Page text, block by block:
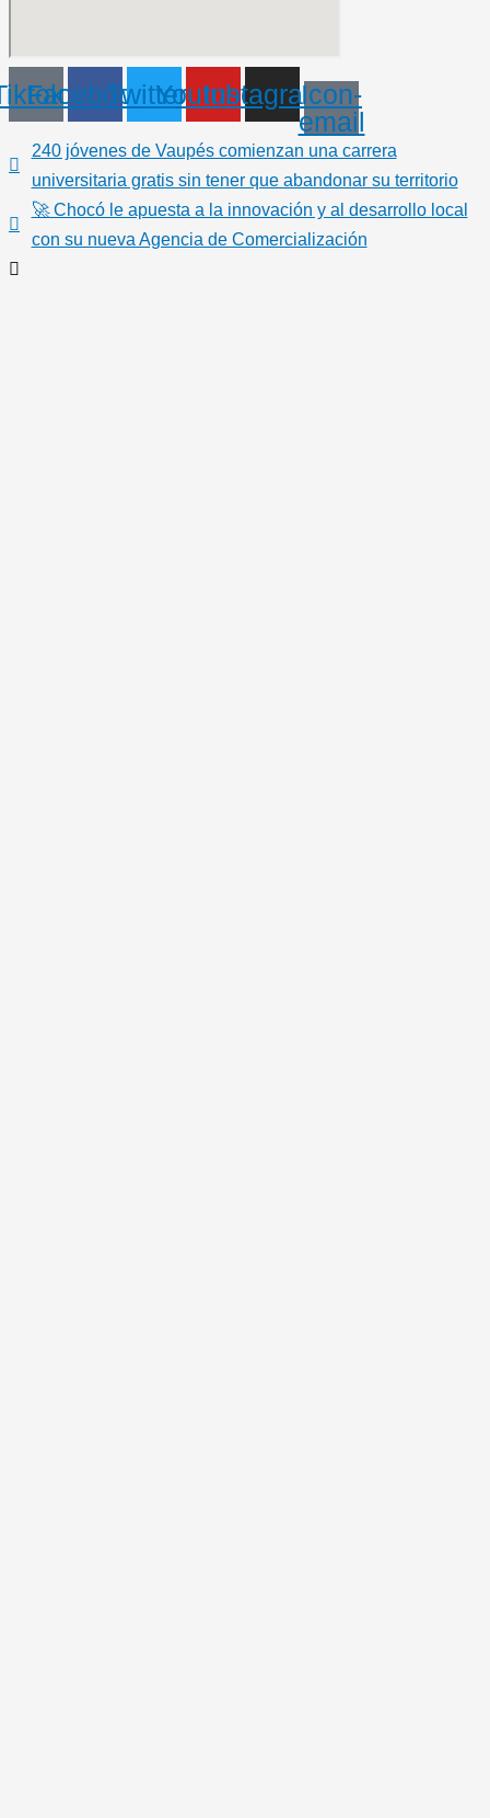
FacebookTwitterYoutubeInstagramIcon-
email
240 jóvenes de Vaupés comienzan una carrera
universitaria gratis sin tener que abandonar su territorio
🚀 Chocó le apuesta a la innovación y al desarrollo local
con su nueva Agencia de Comercialización